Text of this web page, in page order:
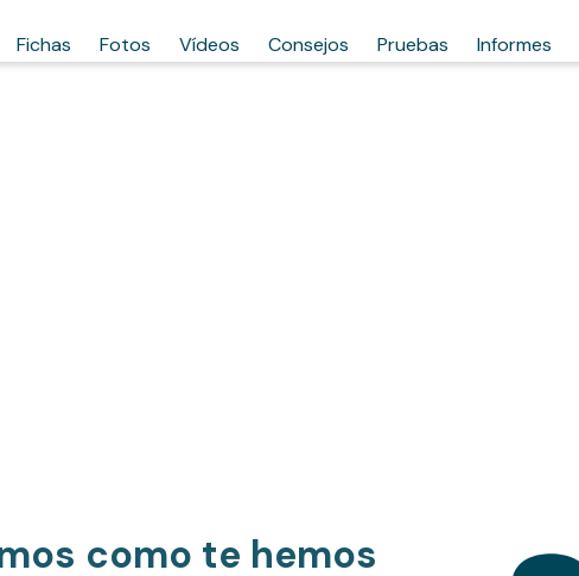
Fichas Fotos Vídeos Consejos Pruebas Informes
como te hemos